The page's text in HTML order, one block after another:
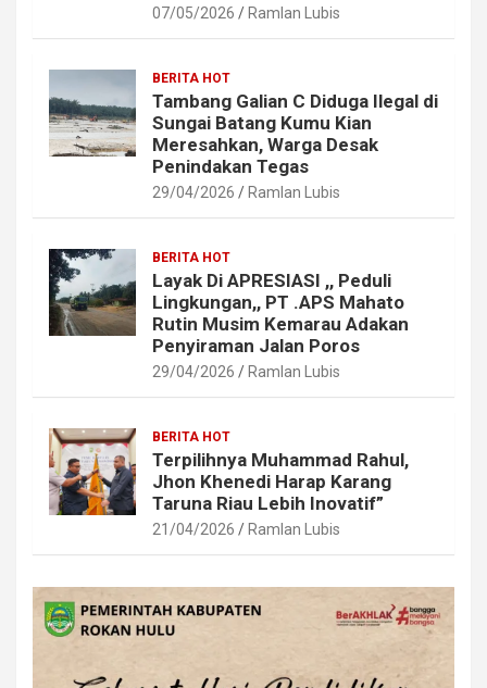
07/05/2026 Ramlan Lubis
BERITA HOT
Tambang Galian C Diduga Ilegal di
Sungai Batang Kumu Kian
Meresahkan, Warga Desak
Penindakan Tegas
29/04/2026 Ramlan Lubis
BERITA HOT
Layak Di APRESIASI ,, Peduli
Lingkungan,, PT .APS Mahato
Rutin Musim Kemarau Adakan
Penyiraman Jalan Poros
29/04/2026 Ramlan Lubis
BERITA HOT
Terpilihnya Muhammad Rahul,
Jhon Khenedi Harap Karang
Taruna Riau Lebih Inovatif”
21/04/2026 Ramlan Lubis